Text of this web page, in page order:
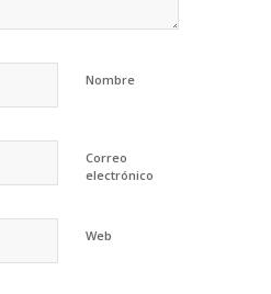
Nombre
Correo
electrónico
Web